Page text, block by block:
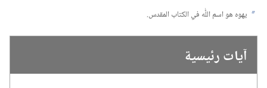
b يهوه هو اسم اللّٰه في الكتاب المقدس.‏
آيات رئيسية